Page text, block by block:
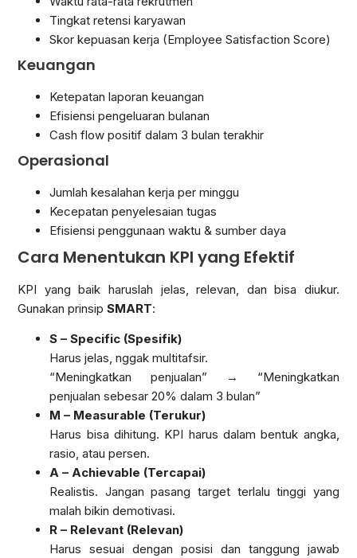
Tingkat retensi karyawan
Skor kepuasan kerja (Employee Satisfaction Score)
Keuangan
Ketepatan laporan keuangan
Efisiensi pengeluaran bulanan
Cash flow positif dalam 3 bulan terakhir
Operasional
Jumlah kesalahan kerja per minggu
Kecepatan penyelesaian tugas
Efisiensi penggunaan waktu & sumber daya
Cara Menentukan KPI yang Efektif
KPI yang baik haruslah jelas, relevan, dan bisa diukur.
Gunakan prinsipSMART:
S – Specific (Spesifik)
Harus jelas, nggak multitafsir.
“Meningkatkan penjualan” → “Meningkatkan
penjualan sebesar 20% dalam 3 bulan”
M – Measurable (Terukur)
Harus bisa dihitung. KPI harus dalam bentuk angka,
rasio, atau persen.
A – Achievable (Tercapai)
Realistis. Jangan pasang target terlalu tinggi yang
malah bikin demotivasi.
R – Relevant (Relevan)
Harus sesuai dengan posisi dan tanggung jawab